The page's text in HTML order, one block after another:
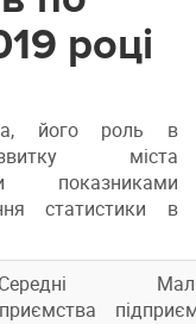
році
його роль в
міста
показниками
статистики в
Середні